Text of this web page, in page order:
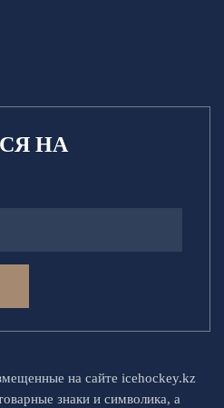
НА
на сайте icehockey.kz
знаки и символика, а